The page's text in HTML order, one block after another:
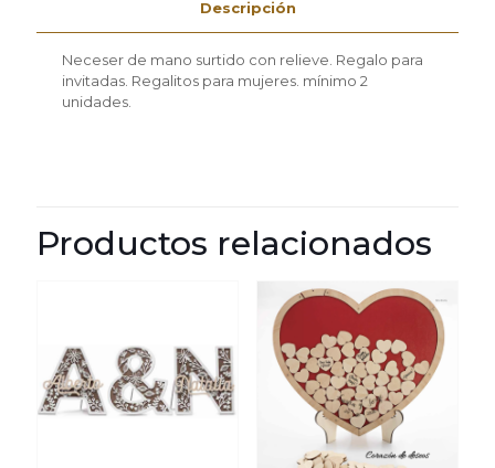
Descripción
Neceser de mano surtido con relieve. Regalo para
invitadas. Regalitos para mujeres. mínimo 2
unidades.
Productos relacionados